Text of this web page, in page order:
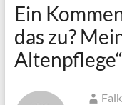
Ein
das zu?
Altenpflege“